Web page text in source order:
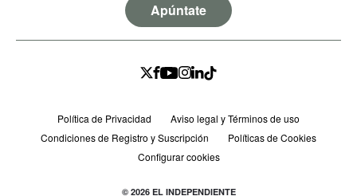
Apúntate
Política de Privacidad
Aviso legal y Términos de uso
Condiciones de Registro y Suscripción
Políticas de Cookies
Configurar cookies
© 2026 EL INDEPENDIENTE